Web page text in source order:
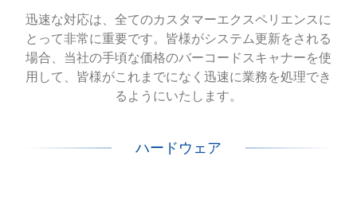
迅速な対応は、全てのカスタマーエクスペリエンスに
とって非常に重要です。皆様がシステム更新をされる
場合、当社の手頃な価格のバーコードスキャナーを使
用して、皆様がこれまでになく迅速に業務を処理でき
るようにいたします。
ハードウェア